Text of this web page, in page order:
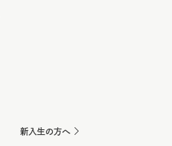
新入生の方へ